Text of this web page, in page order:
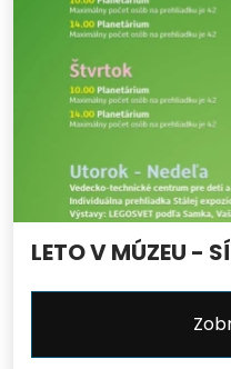
LETO V MÚZEU -